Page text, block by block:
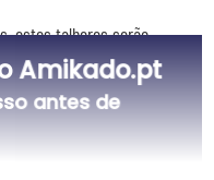
estes talheres serão
a comer de forma
Amikado.pt
antes de